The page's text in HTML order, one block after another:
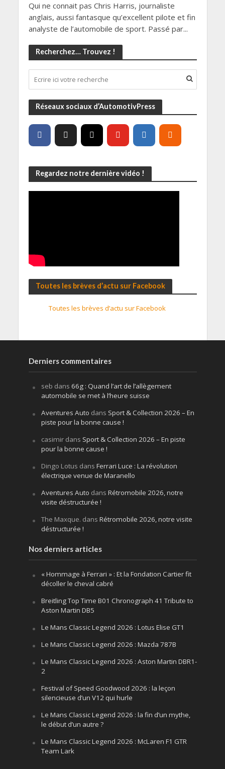
Qui ne connait pas Chris Harris, journaliste
anglais, aussi fantasque qu’excellent pilote et fin
analyste de l’automobile de sport. Passé par...
Recherchez… Trouvez !
Réseaux sociaux d’AutomotivPress
Regardez notre dernière vidéo !
Toutes les brèves d’actu sur Facebook
Toutes les brèves d’actu sur Facebook
Derniers commentaires
seb dans 66g : Quand l’art de l’allègement
automobile se met à l’heure suisse
Aventures Auto dans Sport & Collection 2026 – En
piste pour la bonne cause !
casimirdans Sport & Collection 2026 – En piste
pour la bonne cause !
Dingo Lotus dans Ferrari Luce : La révolution
électrique venue de Maranello
Aventures Auto dans Rétromobile 2026, notre
visite déstructurée !
The Maxque. dans Rétromobile 2026, notre visite
déstructurée !
Nos derniers articles
« Hommage à Ferrari » : Et la Fondation Cartier fit
décoller le cheval cabré
Breitling Top Time B01 Chronograph 41 Tribute to
Aston Martin DB5
Le Mans Classic Legend 2026 : Lotus Elise GT1
Le Mans Classic Legend 2026 : Mazda 787B
Le Mans Classic Legend 2026 : Aston Martin DBR1-
2
Festival of Speed Goodwood 2026 : la leçon
silencieuse d’un V12 qui hurle
Le Mans Classic Legend 2026 : la fin d’un mythe,
le début d’un autre ?
Le Mans Classic Legend 2026 : McLaren F1 GTR
Team Lark